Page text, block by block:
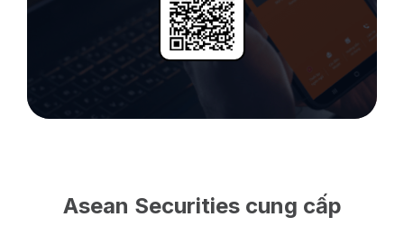
Asean Securities cung cấp